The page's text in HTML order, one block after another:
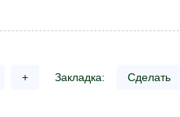
+ Закладка: Сделать